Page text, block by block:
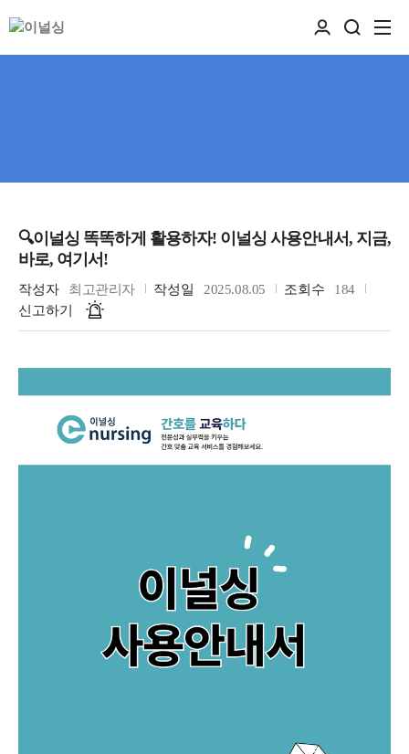
🔍이널싱 똑똑하게 활용하자! 이널싱 사용안내서, 지금,
바로, 여기서!
작성자 최고관리자 작성일 2025.08.05 조회수
184
신고하기